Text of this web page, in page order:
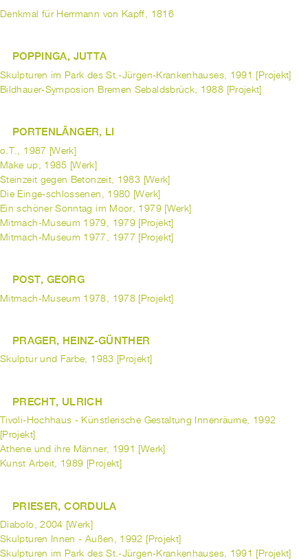
Denkmal für Herrmann von Kapff, 1816
POPPINGA, JUTTA
Skulpturen im Park des St.-Jürgen-Krankenhauses, 1991 [Projekt]
Bildhauer-Symposion Bremen Sebaldsbrück, 1988 [Projekt]
PORTENLÄNGER, LI
o.T., 1987 [Werk]
Make up, 1985 [Werk]
Steinzeit gegen Betonzeit, 1983 [Werk]
Die Einge-schlossenen, 1980 [Werk]
Ein schöner Sonntag im Moor, 1979 [Werk]
Mitmach-Museum 1979, 1979 [Projekt]
Mitmach-Museum 1977, 1977 [Projekt]
POST, GEORG
Mitmach-Museum 1978, 1978 [Projekt]
PRAGER, HEINZ-GÜNTHER
Skulptur und Farbe, 1983 [Projekt]
PRECHT, ULRICH
Tivoli-Hochhaus - Künstlerische Gestaltung Innenräume, 1992
[Projekt]
Athene und ihre Männer, 1991 [Werk]
Kunst Arbeit, 1989 [Projekt]
PRIESER, CORDULA
Diabolo, 2004 [Werk]
Skulpturen Innen - Außen, 1992 [Projekt]
Skulpturen im Park des St.-Jürgen-Krankenhauses, 1991 [Projekt]